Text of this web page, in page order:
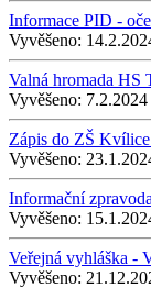
Informace PID -
Vyvěšeno:
Valná hromada HS
Vyvěšeno: 7.2.2024
Zápis do ZŠ
Vyvěšeno:
Informační
Vyvěšeno:
Veřejná vyhláška -
Vyvěšeno: